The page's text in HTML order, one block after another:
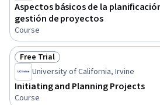
Aspectos básicos de la
gestión de proyectos
Course
Status: Free Trial
Free Trial
University of California, Irvine
Initiating and Planning Projects
Course